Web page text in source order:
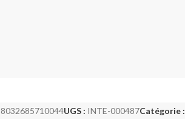
8032685710044UGS : INTE-000487Catégorie :